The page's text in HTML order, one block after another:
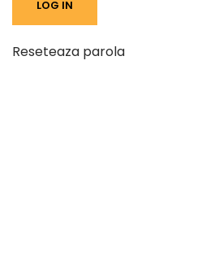
Reseteaza parola